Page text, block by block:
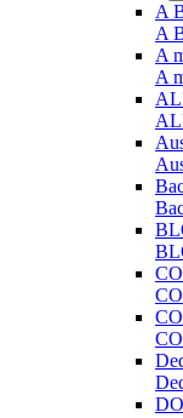
A
A
A
A